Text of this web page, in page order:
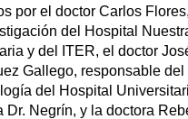
por el doctor Carlos
del Hospital
y del ITER, el doctor
Gallego, responsable
del Hospital
Dr. Negrín, y la doctora